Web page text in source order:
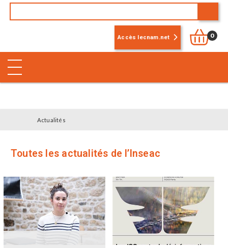
Accès lecnam.net 0
Actualités
Toutes les actualités de l’Inseac